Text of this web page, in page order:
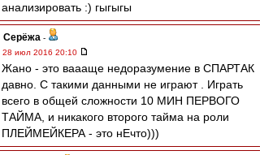
анализировать :) гыгыгы
Серёжа -
28 июл 2016 20:10
Жано - это ваааще недоразумение в СПАРТАК
давно. С такими данными не играют . Играть
всего в общей сложности 10 МИН ПЕРВОГО
ТАЙМА, и никакого второго тайма на роли
ПЛЕЙМЕЙКЕРА - это нЕчто)))